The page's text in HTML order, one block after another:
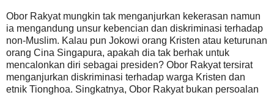
Obor Rakyat mungkin tak menganjurkan kekerasan namun
ia mengandung unsur kebencian dan diskriminasi terhadap
non-Muslim. Kalau pun Jokowi orang Kristen atau keturunan
orang Cina Singapura, apakah dia tak berhak untuk
mencalonkan diri sebagai presiden? Obor Rakyat tersirat
menganjurkan diskriminasi terhadap warga Kristen dan
etnik Tionghoa. Singkatnya, Obor Rakyat bukan persoalan